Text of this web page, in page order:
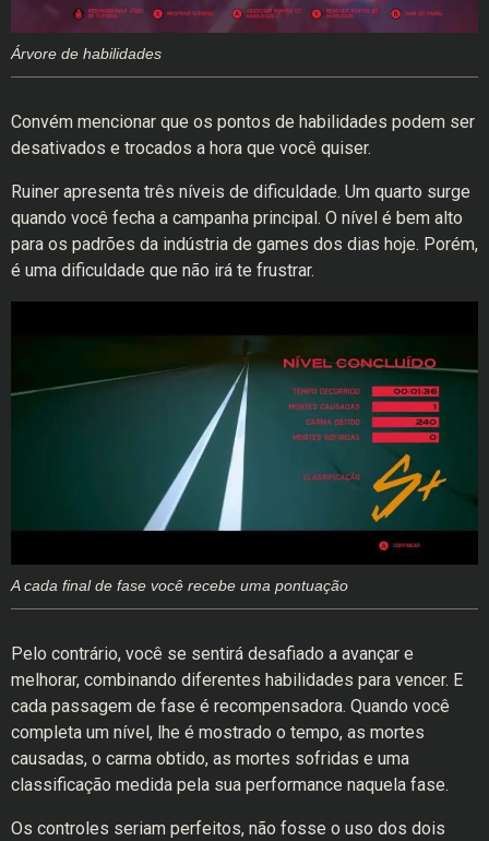
Árvore de habilidades
Convém mencionar que os pontos de habilidades podem ser
desativados e trocados a hora que você quiser.
Ruiner apresenta três níveis de dificuldade. Um quarto surge
quando você fecha a campanha principal. O nível é bem alto
para os padrões da indústria de games dos dias hoje. Porém,
é uma dificuldade que não irá te frustrar.
A cada final de fase você recebe uma pontuação
Pelo contrário, você se sentirá desafiado a avançar e
melhorar, combinando diferentes habilidades para vencer. E
cada passagem de fase é recompensadora. Quando você
completa um nível, lhe é mostrado o tempo, as mortes
causadas, o carma obtido, as mortes sofridas e uma
classificação medida pela sua performance naquela fase.
Os controles seriam perfeitos, não fosse o uso dos dois